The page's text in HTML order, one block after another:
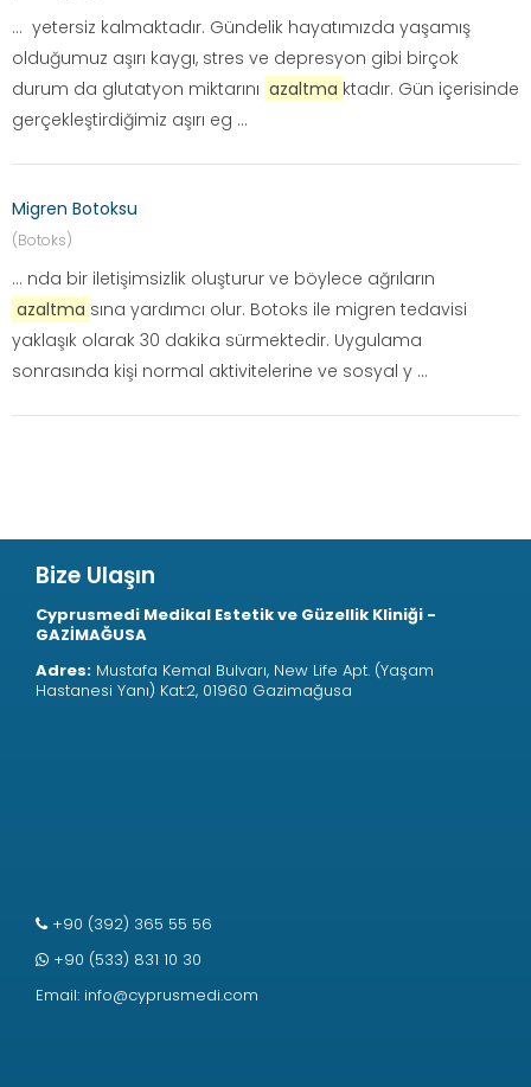
... yetersiz kalmaktadır. Gündelik hayatımızda yaşamış
olduğumuz aşırı kaygı, stres ve depresyon gibi birçok
durum da glutatyon miktarını azaltma ktadır. Gün içerisinde
gerçekleştirdiğimiz aşırı eg ...
Migren Botoksu
(Botoks)
... nda bir iletişimsizlik oluşturur ve böylece ağrıların
azaltma sına yardımcı olur. Botoks ile migren tedavisi
yaklaşık olarak 30 dakika sürmektedir. Uygulama
sonrasında kişi normal aktivitelerine ve sosyal y ...
Bize Ulaşın
Cyprusmedi Medikal Estetik ve Güzellik Kliniği -
GAZİMAĞUSA
Adres: Mustafa Kemal Bulvarı, New Life Apt. (Yaşam
Hastanesi Yanı) Kat:2, 01960 Gazimağusa
+90 (392) 365 55 56
+90 (533) 831 10 30
Email: info@cyprusmedi.com